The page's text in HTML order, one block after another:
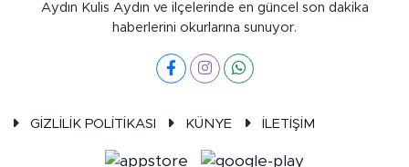
Aydın Kulis Aydın ve ilçelerinde en güncel son dakika
haberlerini okurlarına sunuyor.
GİZLİLİK POLİTİKASI KÜNYE İLETİŞİM